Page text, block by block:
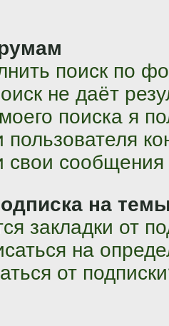
поиск по
не даёт
поиска я
пользователя
свои
на
закладки от
на
от